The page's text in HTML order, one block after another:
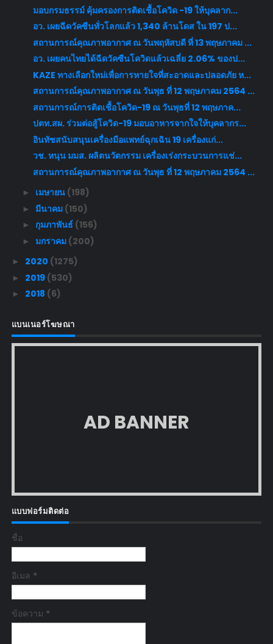
มอบกรมธรรม์ คุ้มครองการติดเชื้อโควิด -19 ให้บุคลาก...
อว. เผยฉีดวัคซีนทั่วโลกแล้ว 1,340 ล้านโดส ใน 197 ป...
สถานการณ์คุณภาพอากาศ ณ วันพฤหัสบดี ที่ 13 พฤษภาคม ...
อว. เผยคนไทยได้ฉีดวัคซีนโควิดแล้วเฉลี่ย 2.06% ของป...
KAZE ทางเลือกใหม่เพื่อการหายใจที่สะอาดและปลอดภัย ห...
สถานการณ์คุณภาพอากาศ ณ วันพุธ ที่ 12 พฤษภาคม 2564 ...
สถานการณ์การติดเชื้อโควิด-19 ณ วันพุธที่ 12 พฤษภาค...
ปตท.สผ. ร่วมต่อสู้โควิด-19 มอบอาหารจากใจให้บุคลากร...
อินทัชสนับสนุนเครื่องมือแพทย์ฉุกเฉิน 19 เครื่องแก่...
วช. หนุน มมส. ผลิตนวัตกรรม เครื่องเร่งกระบวนการแช่...
สถานการณ์คุณภาพอากาศ ณ วันพุธ ที่ 12 พฤษภาคม 2564 ...
► เมษายน (198)
► มีนาคม (150)
► กุมภาพันธ์ (156)
► มกราคม (200)
► 2020 (1275)
► 2019 (530)
► 2018 (6)
แบนเนอร์โฆษณา
AD BANNER
แบบฟอร์มติดต่อ
ชื่อ
อีเมล *
ข้อความ *